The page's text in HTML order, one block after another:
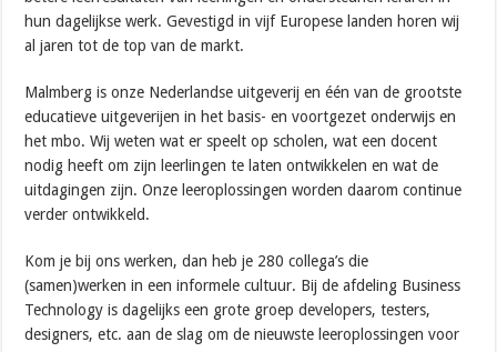
hun dagelijkse werk. Gevestigd in vijf Europese landen horen wij
al jaren tot de top van de markt.
Malmberg is onze Nederlandse uitgeverij en één van de grootste
educatieve uitgeverijen in het basis- en voortgezet onderwijs en
het mbo. Wij weten wat er speelt op scholen, wat een docent
nodig heeft om zijn leerlingen te laten ontwikkelen en wat de
uitdagingen zijn. Onze leeroplossingen worden daarom continue
verder ontwikkeld.
Kom je bij ons werken, dan heb je 280 collega’s die
(samen)werken in een informele cultuur. Bij de afdeling Business
Technology is dagelijks een grote groep developers, testers,
designers, etc. aan de slag om de nieuwste leeroplossingen voor